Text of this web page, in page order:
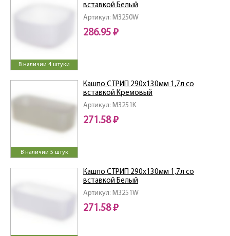
В наличии 4 штуки
Артикул: M3250W
вставкой Белый
286.95 ₽
В наличии 5 штук
Артикул: M3251K
Кашпо СТРИП 290х130мм 1,7л со
вставкой Кремовый
271.58 ₽
Артикул: M3251W
Кашпо СТРИП 290х130мм 1,7л со
вставкой Белый
271.58 ₽